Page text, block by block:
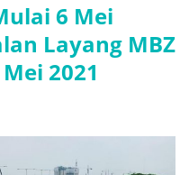
6 Mei
Layang MBZ
2021